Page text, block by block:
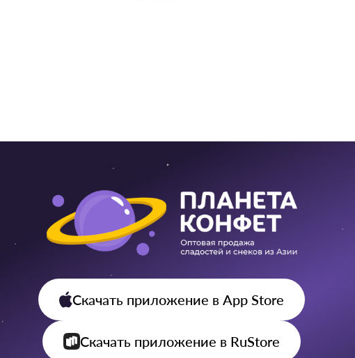
Скачать приложение в App Store
Скачать приложение в RuStore